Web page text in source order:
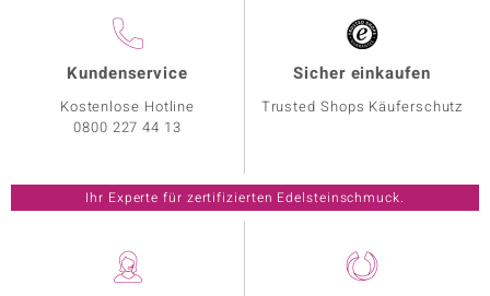
Kundenservice
Kostenlose Hotline
0800 227 44 13
Sicher einkaufen
Trusted Shops Käuferschutz
Ihr Experte für zertifizierten Edelsteinschmuck.